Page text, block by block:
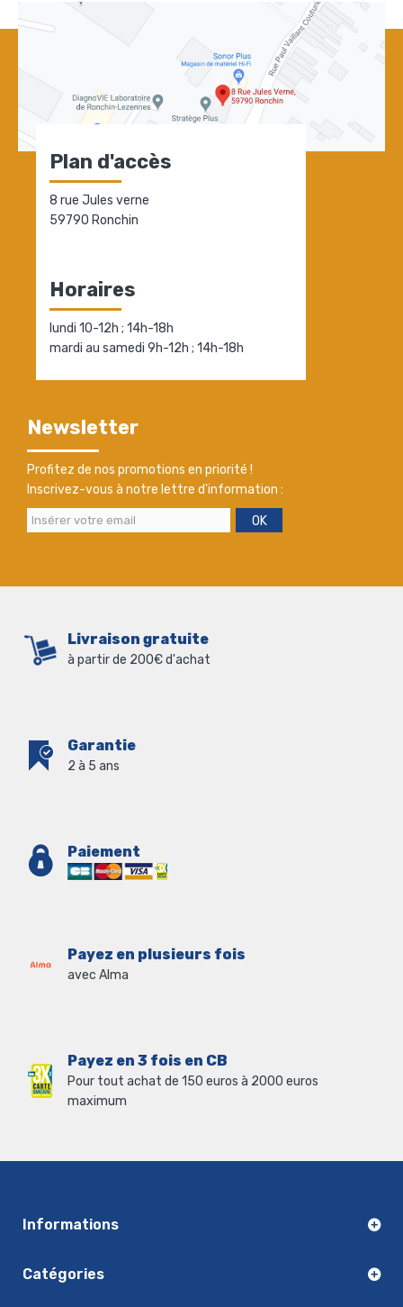
Plan d'accès
8 rue Jules verne
59790 Ronchin
Horaires
lundi 10-12h ; 14h-18h
mardi au samedi 9h-12h ; 14h-18h
Newsletter
Profitez de nos promotions en priorité !
Inscrivez-vous à notre lettre d'information :
OK
Livraison gratuite
à partir de 200€ d'achat
Garantie
2 à 5 ans
Paiement
Payez en plusieurs fois
avec Alma
Payez en 3 fois en CB
Pour tout achat de 150 euros à 2000 euros
maximum
Informations
Catégories